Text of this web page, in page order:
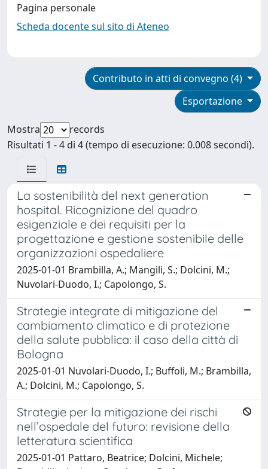
Pagina personale
Scheda docente sul sito di Ateneo
Contributo in atti di convegno (4)
Esportazione
Mostra
records
Risultati 1 - 4 di 4 (tempo di esecuzione: 0.008 secondi).
La sostenibilità del next generation
hospital. Ricognizione del quadro
esigenziale e dei requisiti per la
progettazione e gestione sostenibile delle
organizzazioni ospedaliere
2025-01-01 Brambilla, A.; Mangili, S.; Dolcini, M.;
Nuvolari-Duodo, I.; Capolongo, S.
Strategie integrate di mitigazione del
cambiamento climatico e di protezione
della salute pubblica: il caso della città di
Bologna
2025-01-01 Nuvolari-Duodo, I.; Buffoli, M.; Brambilla,
A.; Dolcini, M.; Capolongo, S.
Strategie per la mitigazione dei rischi
nell’ospedale del futuro: revisione della
letteratura scientifica
2025-01-01 Pattaro, Beatrice; Dolcini, Michele;